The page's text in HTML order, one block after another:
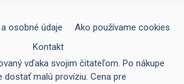
osobné údaje
Ako používame cookies
Kontakt
vďaka svojim čitateľom. Po nákupe
dostať malú províziu. Cena pre